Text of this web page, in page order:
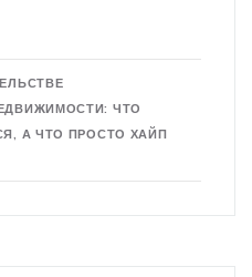
ЧТО
А ЧТО ПРОСТО ХАЙП